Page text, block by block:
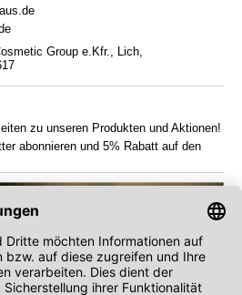
Group e.Kfr., Lich,
zu unseren Produkten und Aktionen!
abonnieren und 5% Rabatt auf den